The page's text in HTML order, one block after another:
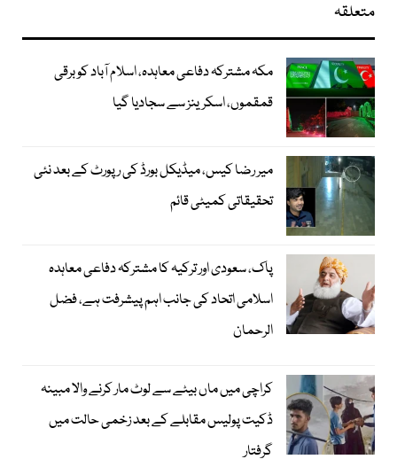
متعلقہ
مکہ مشترکہ دفاعی معاہدہ، اسلام آباد کو برقی
قمقموں، اسکرینز سے سجادیا گیا
میر رضا کیس، میڈیکل بورڈ کی رپورٹ کے بعد نئی
تحقیقاتی کمیٹی قائم
پاک، سعودی اور ترکیہ کا مشترکہ دفاعی معاہدہ
اسلامی اتحاد کی جانب اہم پیشرفت ہے، فضل
الرحمان
کراچی میں ماں بیٹے سے لوٹ مار کرنے والا مبینہ
ڈکیت پولیس مقابلے کے بعد زخمی حالت میں
گرفتار